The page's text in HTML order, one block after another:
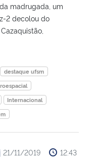
madrugada, um
2 decolou do
destaque ufsm
Internacional
21/11/2019 12:43